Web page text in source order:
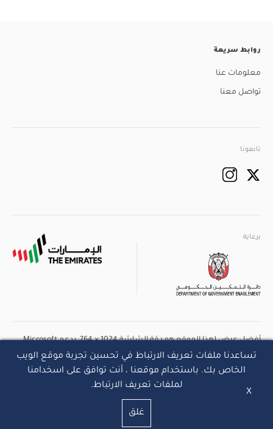
روابط سريعة
معلومات عنا
تواصل معنا
تابعونا
برعاية
أفضل عرض لهذا الموقع هو دقة الشاشة 1024 × 764، يدعم Microsoft
Internet Explorer 9.0+ | Firefox 2.0+ | Safari 4.0+ | Opera 6.0+ | Chrome
حقوق النشر سياسة الخصوصية الشروط والأحكام
X
تساعدنا ملفات تعريف الارتباط في تحسين تجربة موقع الويب
الخاص بك. باستخدام موقعنا ، أنت توافق على اسخدامنا
لملفات تعريف الارتباط.
غلق